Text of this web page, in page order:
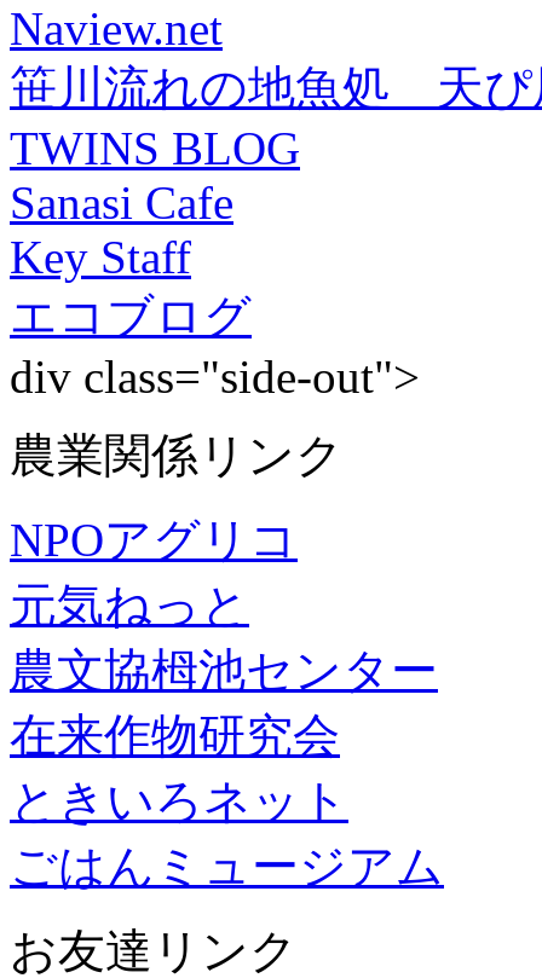
Naview.net
笹川流れの地魚処 天ぴ
TWINS BLOG
Sanasi Cafe
Key Staff
エコブログ
div class="side-out">
農業関係リンク
NPOアグリコ
元気ねっと
農文協栂池センター
在来作物研究会
ときいろネット
ごはんミュージアム
お友達リンク